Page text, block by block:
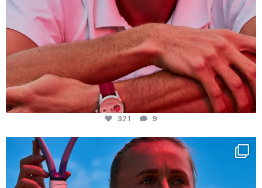
321 9
Determination, elegance and Swiss precision —
442
14